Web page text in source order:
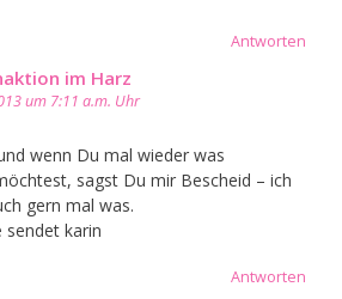
Antworten
im Harz
um 7:11 a.m. Uhr
wenn Du mal wieder was
sagst Du mir Bescheid – ich
gern mal was.
sendet karin
Antworten